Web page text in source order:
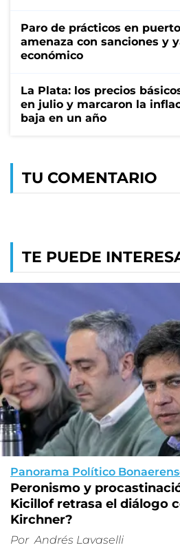
Paro de prácticos en
amenaza con sanciones y
económico
La Plata: los precios
en julio y marcaron la
baja en un año
TU COMENTARIO
TE PUEDE
Panorama Político
Peronismo y
Kicillof retrasa el diálogo
Kirchner?
Por Andrés Lavaselli